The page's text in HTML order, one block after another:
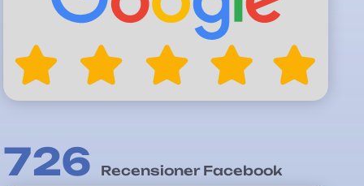
726 Recensioner Facebook